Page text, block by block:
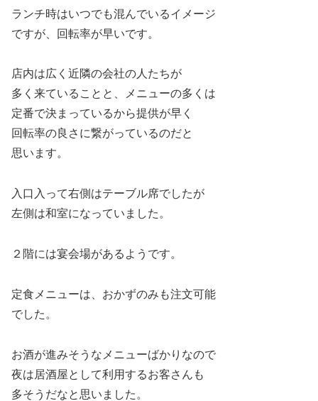
ランチ時はいつでも混んでいるイメージ
ですが、回転率が早いです。
店内は広く近隣の会社の人たちが
多く来ていることと、メニューの多くは
定番で決まっているから提供が早く
回転率の良さに繋がっているのだと
思います。
入口入って右側はテーブル席でしたが
左側は和室になっていました。
２階には宴会場があるようです。
定食メニューは、おかずのみも注文可能
でした。
お酒が進みそうなメニューばかりなので
夜は居酒屋として利用するお客さんも
多そうだなと思いました。